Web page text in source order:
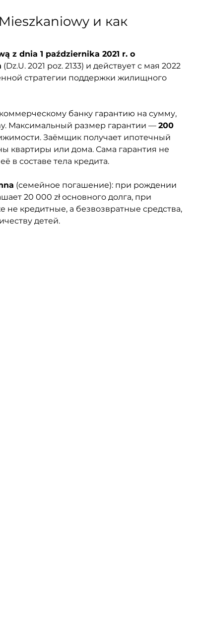
и как
z dnia 1 października 2021 r. o
(Dz.U. 2021 poz. 2133) и действует с мая 2022
стратегии поддержки жилищного
банку гарантию на сумму,
Максимальный размер гарантии — 200
Заёмщик получает ипотечный
квартиры или дома. Сама гарантия не
в составе тела кредита.
(семейное погашение): при рождении
20 000 zł основного долга, при
не кредитные, а безвозвратные средства,
детей.